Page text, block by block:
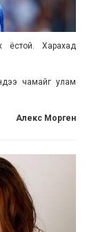
ёстой. Харахад
чамайг улам
Алекс Морген